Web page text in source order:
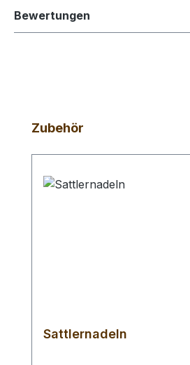
Bewertungen
Produktgalerie überspringen
Zubehör
Sattlernadeln